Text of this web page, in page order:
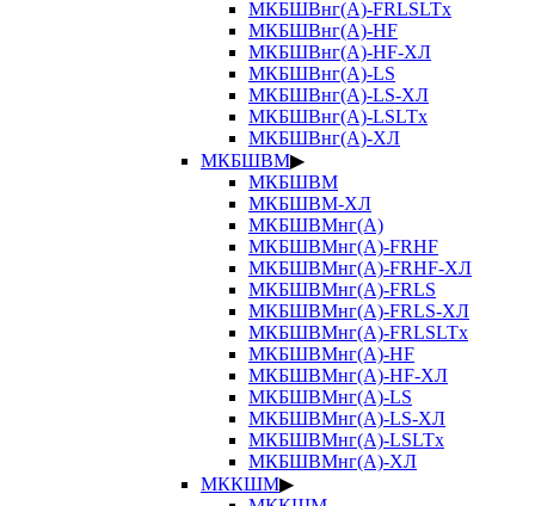
МКБШВнг(А)-FRLSLTx
МКБШВнг(А)-HF
МКБШВнг(А)-HF-ХЛ
МКБШВнг(А)-LS
МКБШВнг(А)-LS-ХЛ
МКБШВнг(А)-LSLTx
МКБШВнг(А)-ХЛ
МКБШВМ▶
МКБШВМ
МКБШВМ-ХЛ
МКБШВМнг(А)
МКБШВМнг(А)-FRHF
МКБШВМнг(А)-FRHF-ХЛ
МКБШВМнг(А)-FRLS
МКБШВМнг(А)-FRLS-ХЛ
МКБШВМнг(А)-FRLSLTx
МКБШВМнг(А)-HF
МКБШВМнг(А)-HF-ХЛ
МКБШВМнг(А)-LS
МКБШВМнг(А)-LS-ХЛ
МКБШВМнг(А)-LSLTx
МКБШВМнг(А)-ХЛ
МККШМ▶